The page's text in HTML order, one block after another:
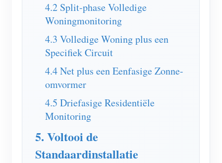
4.2 Split-phase Volledige
Woningmonitoring
4.3 Volledige Woning plus een
Specifiek Circuit
4.4 Net plus een Eenfasige Zonne-
omvormer
4.5 Driefasige Residentiële
Monitoring
5. Voltooi de
Standaardinstallatie